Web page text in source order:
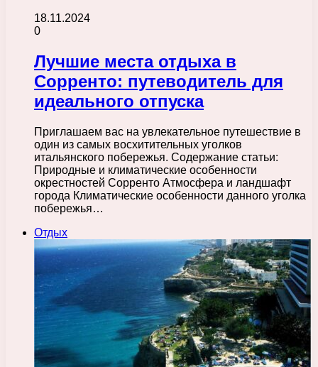
18.11.2024
0
Лучшие места отдыха в
Сорренто: путеводитель для
идеального отпуска
Приглашаем вас на увлекательное путешествие в
один из самых восхитительных уголков
итальянского побережья. Содержание статьи:
Природные и климатические особенности
окрестностей Сорренто Атмосфера и ландшафт
города Климатические особенности данного уголка
побережья…
Отдых